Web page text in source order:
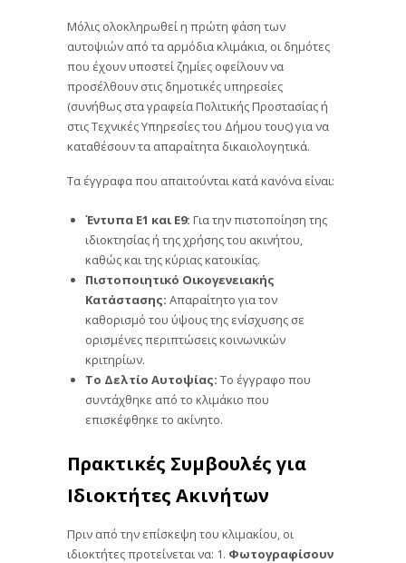
Μόλις ολοκληρωθεί η πρώτη φάση των
αυτοψιών από τα αρμόδια κλιμάκια, οι δημότες
που έχουν υποστεί ζημίες οφείλουν να
προσέλθουν στις δημοτικές υπηρεσίες
(συνήθως στα γραφεία Πολιτικής Προστασίας ή
στις Τεχνικές Υπηρεσίες του Δήμου τους) για να
καταθέσουν τα απαραίτητα δικαιολογητικά.
Τα έγγραφα που απαιτούνται κατά κανόνα είναι:
Έντυπα Ε1 και Ε9: Για την πιστοποίηση της
ιδιοκτησίας ή της χρήσης του ακινήτου,
καθώς και της κύριας κατοικίας.
Πιστοποιητικό Οικογενειακής
Κατάστασης: Απαραίτητο για τον
καθορισμό του ύψους της ενίσχυσης σε
ορισμένες περιπτώσεις κοινωνικών
κριτηρίων.
Το Δελτίο Αυτοψίας: Το έγγραφο που
συντάχθηκε από το κλιμάκιο που
επισκέφθηκε το ακίνητο.
Πρακτικές Συμβουλές για
Ιδιοκτήτες Ακινήτων
Πριν από την επίσκεψη του κλιμακίου, οι
ιδιοκτήτες προτείνεται να: 1. Φωτογραφίσουν